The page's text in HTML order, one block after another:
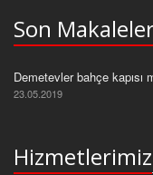
Son
Demetevler bahçe kapısı
23.05.2019
Hizmetlerimiz